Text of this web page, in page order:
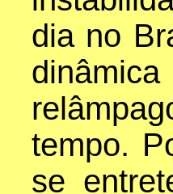
dia no
tempo.
se